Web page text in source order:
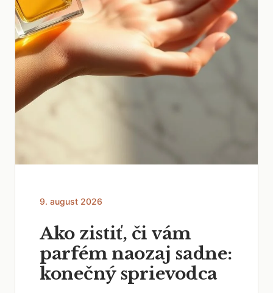
9. august 2026
Ako zistiť, či vám
parfém naozaj sadne:
konečný sprievodca